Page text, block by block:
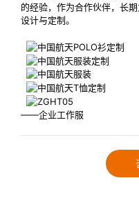
的经验，作为合作伙伴，长
设计与定制。
——企业工作服